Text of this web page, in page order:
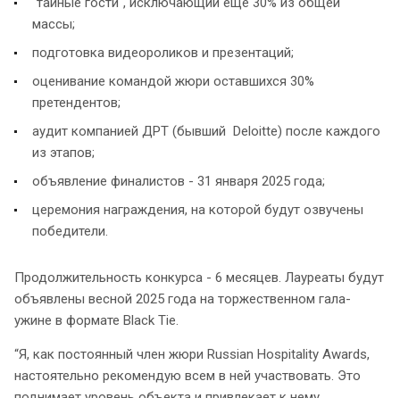
массы;
подготовка видеороликов и презентаций;
оценивание командой жюри оставшихся 30%
претендентов;
аудит компанией ДРТ (бывший Deloitte) после каждого
из этапов;
объявление финалистов - 31 января 2025 года;
церемония награждения, на которой будут озвучены
победители.
Продолжительность конкурса - 6 месяцев. Лауреаты будут
объявлены весной 2025 года на торжественном гала-
ужине в формате Black Tie.
“Я, как постоянный член жюри Russian Hospitality Awards,
настоятельно рекомендую всем в ней участвовать. Это